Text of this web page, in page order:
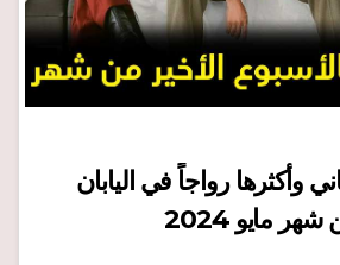
وأكثرها رواجاً في اليابان
مايو 2024